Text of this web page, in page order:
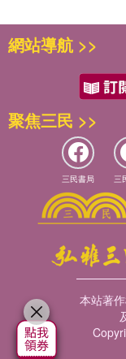
網站導航 >>
聚焦三民 >>
三民書局 三
本站著